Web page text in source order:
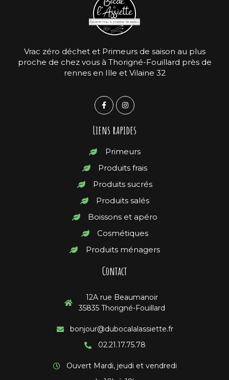
Vrac zéro déchet et Primeurs de saison au plus
proche de chez vous à Thorigné-Fouillard près de
rennes en Ille et Vilaine 32
Liens rapides
Primeurs
Produits frais
Produits sucrés
Produits salés
Boissons et apéro
Cosmétiques
Produits ménagers
Contact
12A rue Beaumanoir
35835 Thorigné-Fouillard
bonjour@dubocalalassiette.fr
02.21.17.75.78
Ouvert Mardi, jeudi et vendredi